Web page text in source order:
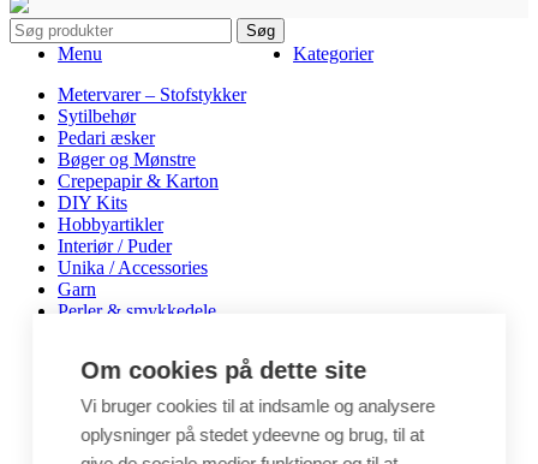
Søg
Menu
Kategorier
Metervarer – Stofstykker
Sytilbehør
Pedari æsker
Bøger og Mønstre
Crepepapir & Karton
DIY Kits
Hobbyartikler
Interiør / Puder
Unika / Accessories
Garn
Perler & smykkedele
Byggesæt
Leg
Shop
Om cookies på dette site
Vi bruger cookies til at indsamle og analysere
oplysninger på stedet ydeevne og brug, til at